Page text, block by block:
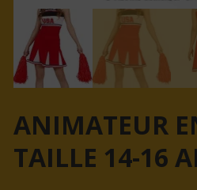
ANIMATEUR
TAILLE 14-16